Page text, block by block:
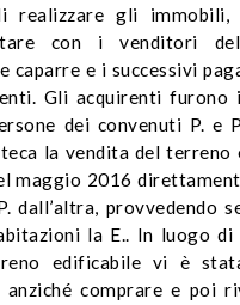
realizzare gli immobili,
con i venditori
caparre e i successivi
Gli acquirenti furono
dei convenuti P. e
la vendita del terreno
maggio 2016
dall’altra, provvedendo
la E.. In luogo di
edificabile vi è stata
anziché comprare e poi